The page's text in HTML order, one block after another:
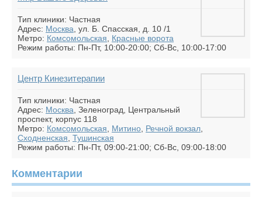
Тип клиники: Частная
Адрес: Москва , ул. Б. Спасская, д. 10 /1
Метро: Комсомольская
Красные ворота
Режим работы: Пн-Пт, 10:00-20:00; Сб-Вс, 10:00-17:00
Центр Кинезитерапии
Тип клиники: Частная
Адрес: Москва , Зеленоград, Центральный
проспект, корпус 118
Метро: Комсомольская Митино Речной вокзал
Сходненская Тушинская
Режим работы: Пн-Пт, 09:00-21:00; Сб-Вс, 09:00-18:00
Комментарии